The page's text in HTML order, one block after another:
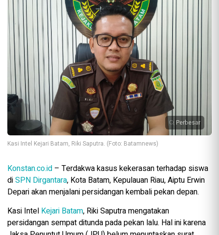
Perbesar
Kasi Intel Kejari Batam, Riki Saputra. (Foto: Batamnews)
Konstan.co.id – Terdakwa kasus kekerasan terhadap siswa
diSPN Dirgantara, Kota Batam, Kepulauan Riau, Aiptu Erwin
Depari akan menjalani persidangan kembali pekan depan.
Kasi Intel Kejari Batam, Riki Saputra mengatakan
persidangan sempat ditunda pada pekan lalu. Hal ini karena